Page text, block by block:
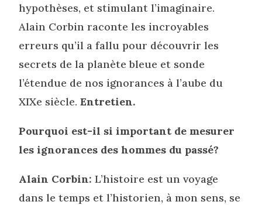
hypothèses, et stimulant l’imaginaire.
Alain Corbin raconte les incroyables
erreurs qu’il a fallu pour découvrir les
secrets de la planète bleue et sonde
l’étendue de nos ignorances à l’aube du
XIXe siècle.Entretien.
Pourquoi est-il si important de mesurer
les ignorances des hommes du passé?
Alain Corbin: L’histoire est un voyage
dans le temps et l’historien, à mon sens, se